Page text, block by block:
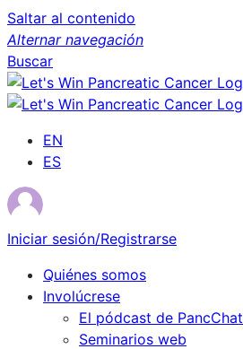
Saltar al contenido
Alternar navegación
Buscar
EN
ES
Iniciar sesión/Registrarse
Quiénes somos
Involúcrese
El pódcast de PancChat
Seminarios web